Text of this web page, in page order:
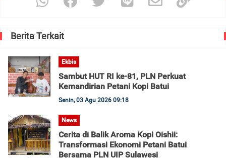
Berita Terkait
Ekbis
Sambut HUT RI ke-81, PLN Perkuat
Kemandirian Petani Kopi Batui
Senin, 03 Agu 2026 09:18
News
Cerita di Balik Aroma Kopi Oishii:
Transformasi Ekonomi Petani Batui
Bersama PLN UIP Sulawesi